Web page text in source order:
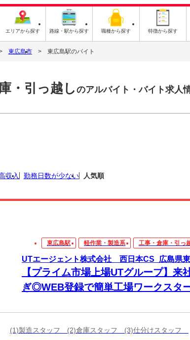
エリアから探す 路線・駅から探す 職種から探す 特徴から探す
東広島市 東広島駅のバイト
・引っ越し のアルバイト・バイト求人
収入 勤務日数が少ない 人気順
東広島駅 軽作業・製造系 工事・倉庫・引っ
UTエージェント株式会社 西日本CS_広島県
【プライム市場上場UTグループ】来
ぎ◎WEB登録で簡単工場ワークスタ
(1)製造スタッフ (2)倉庫スタッフ (3)仕分けスタッフ